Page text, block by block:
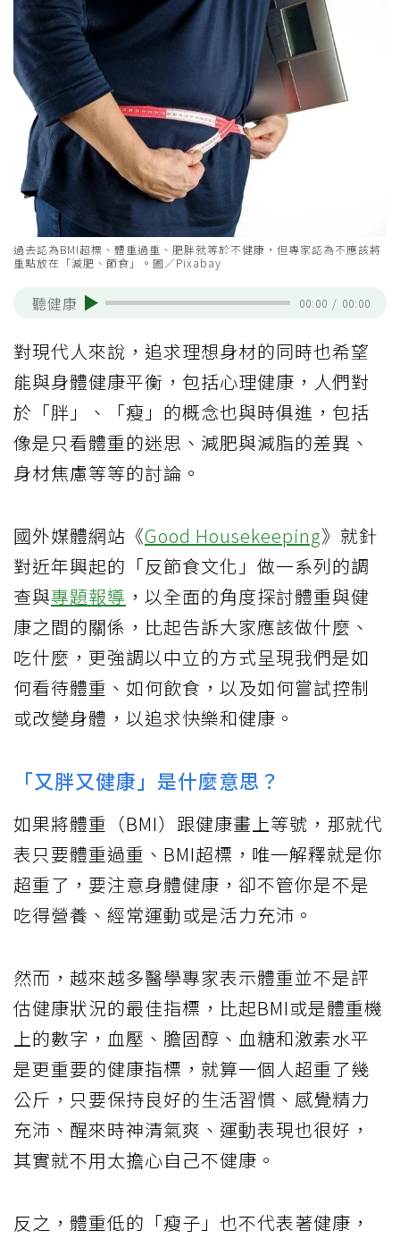
過去認為BMI超標、體重過重、肥胖就等於不健康，但專家認為不應該將
重點放在「減肥、節食」。圖／Pixabay
聽健康 00:00 / 00:00
對現代人來說，追求理想身材的同時也希望
能與身體健康平衡，包括心理健康，人們對
於「胖」、「瘦」的概念也與時俱進，包括
像是只看體重的迷思、減肥與減脂的差異、
身材焦慮等等的討論。
國外媒體網站《Good Housekeeping》就針
對近年興起的「反節食文化」做一系列的調
查與專題報導 ，以全面的角度探討體重與健
康之間的關係，比起告訴大家應該做什麼、
吃什麼，更強調以中立的方式呈現我們是如
何看待體重、如何飲食，以及如何嘗試控制
或改變身體，以追求快樂和健康。
「又胖又健康」是什麼意思？
如果將體重（BMI）跟健康畫上等號，那就代
表只要體重過重、BMI超標，唯一解釋就是你
超重了，要注意身體健康，卻不管你是不是
吃得營養、經常運動或是活力充沛。
然而，越來越多醫學專家表示體重並不是評
估健康狀況的最佳指標，比起BMI或是體重機
上的數字，血壓、膽固醇、血糖和激素水平
是更重要的健康指標，就算一個人超重了幾
公斤，只要保持良好的生活習慣、感覺精力
充沛、醒來時神清氣爽、運動表現也很好，
其實就不用太擔心自己不健康。
反之，體重低的「瘦子」也不代表著健康，